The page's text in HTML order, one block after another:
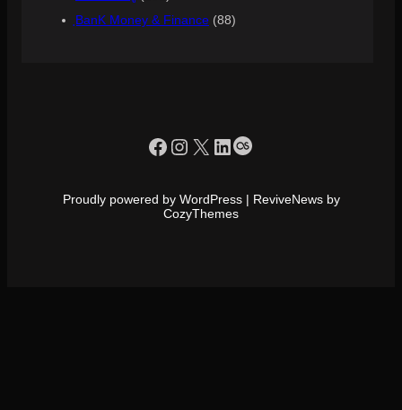
ฺBanK Money & Finance (88)
https://www.facebook.com/profile.php?id=100090086432719
Instagram
X LinkedIn
Last.fm
Proudly powered by WordPress | ReviveNews by
CozyThemes